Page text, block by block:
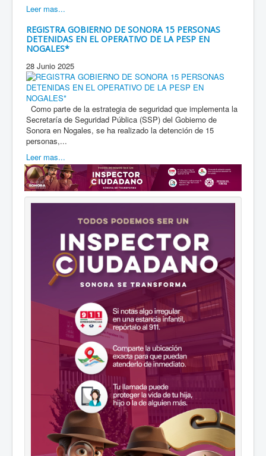
Leer mas...
REGISTRA GOBIERNO DE SONORA 15 PERSONAS
DETENIDAS EN EL OPERATIVO DE LA PESP EN
NOGALES*
28 Junio 2025
Como parte de la estrategia de seguridad que implementa la
Secretaría de Seguridad Pública (SSP) del Gobierno de
Sonora en Nogales, se ha realizado la detención de 15
personas,...
Leer mas...